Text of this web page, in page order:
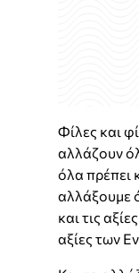
Φίλες και
αλλάζουν
όλα πρέπει
αλλάξουμε
και τις
αξίες των